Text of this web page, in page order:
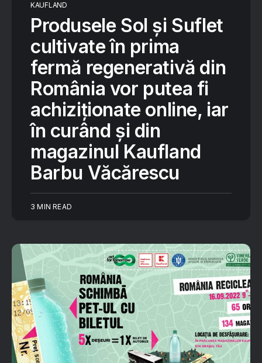
KAUFLAND
Produsele Sol și Suflet
cultivate în prima
fermă regenerativă din
România vor putea fi
achiziționate online, iar
în curând și din
magazinul Kaufland
Barbu Văcărescu
3 MIN READ